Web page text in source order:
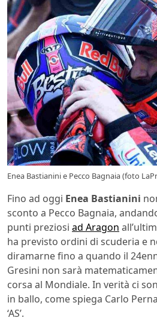
Enea Bastianini e Pecco Bagnaia (foto
Fino ad oggi Enea Bastianini
sconto a Pecco Bagnaia,
punti preziosi ad Aragon
ha previsto ordini di scuderia e
diramarne fino a quando il
Gresini non sarà
corsa al Mondiale. In verità ci
in ballo, come spiega Carlo
‘AS’.